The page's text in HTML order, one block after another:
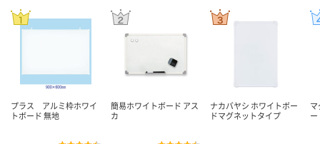
プラス アルミ枠ホワイ
トボード 無地
簡易ホワイトボード アス
カ
ナカバヤシ ホワイトボー
ドマグネットタイプ
ー